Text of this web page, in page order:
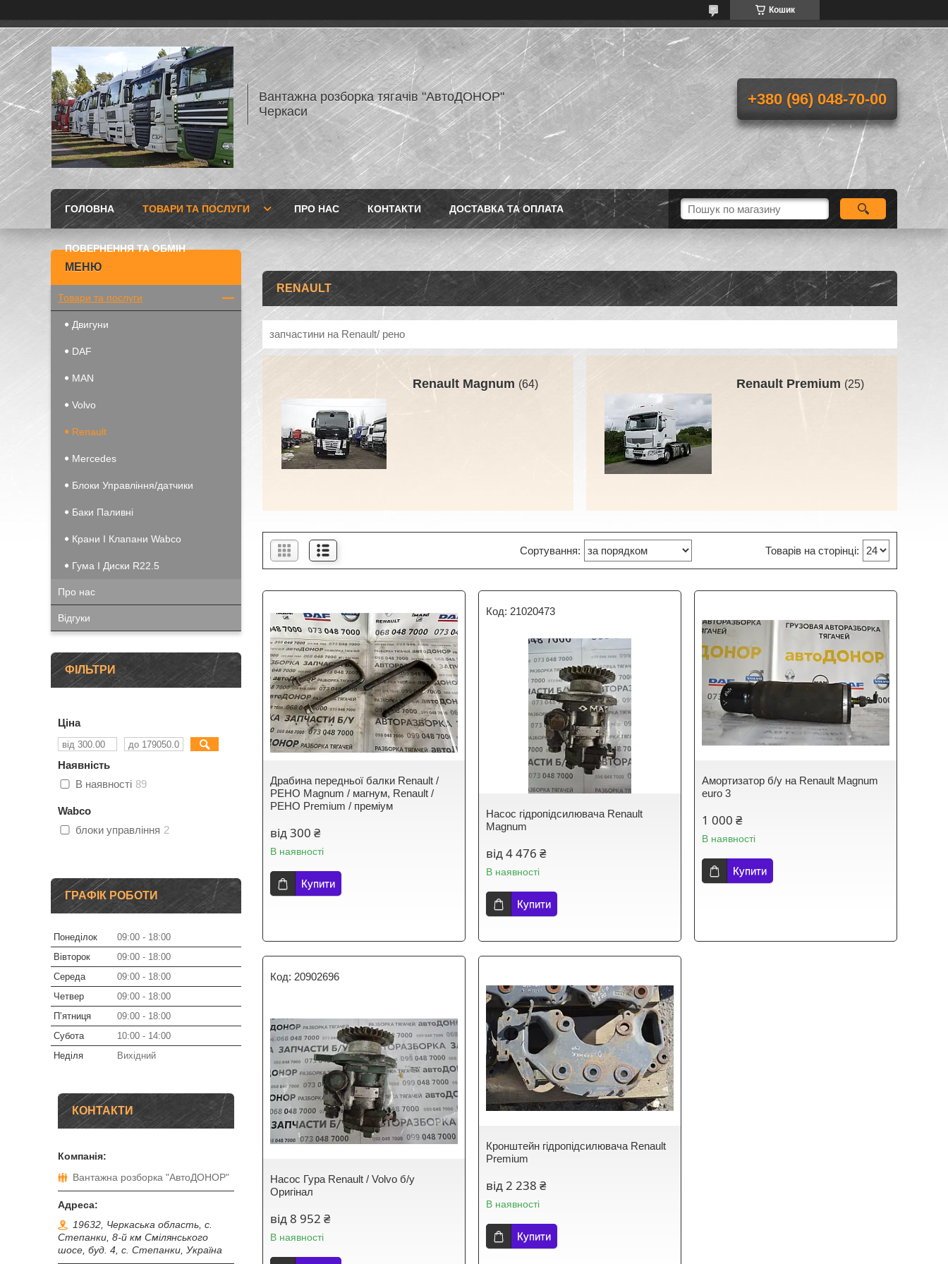
Кошик
Вантажна розборка тягачів "АвтоДОНОР"
Черкаси
+380 (96) 048-70-00
ГОЛОВНА ТОВАРИ ТА ПОСЛУГИ ПРО НАС КОНТАКТИ ДОСТАВКА ТА ОПЛАТА
ПОВЕРНЕННЯ ТА ОБМІН
RENAULT
запчастини на Renault/ рено
Renault Magnum 64 Renault Premium 25
Драбина передньої балки Renault /
РЕНО Magnum / магнум, Renault /
РЕНО Premium / преміум
від 300 ₴
В наявності
Купити
21020473
Насос гідропідсилювача Renault
Magnum
від 4 476 ₴
В наявності
Купити
Амортизатор б/у на Renault Magnum
euro 3
1 000 ₴
В наявності
Купити
20902696
Насос Гура Renault / Volvo б/у
Оригінал
від 8 952 ₴
В наявності
Кронштейн гідропідсилювача Renault
Premium
від 2 238 ₴
В наявності
Купити
Товари та послуги
Двигуни
DAF
MAN
Volvo
Renault
Mercedes
Блоки Управління/датчики
Баки Паливні
Крани І Клапани Wabco
Гума І Диски R22.5
Про нас
Відгуки
ФІЛЬТРИ
Ціна
Наявність
В наявності 89
Wabco
блоки управління 2
ГРАФІК РОБОТИ
Понеділок 09:00
18:00
Вівторок
09:00
18:00
Середа
09:00
18:00
Четвер
09:00
18:00
Пʼятниця
09:00
18:00
Субота
10:00
14:00
Неділя
Вихідний
КОНТАКТИ
Вантажна розборка "АвтоДОНОР"
19632, Черкаська область, с.
Степанки, 8-й км Смілянського
шосе, буд. 4, с. Степанки, Україна